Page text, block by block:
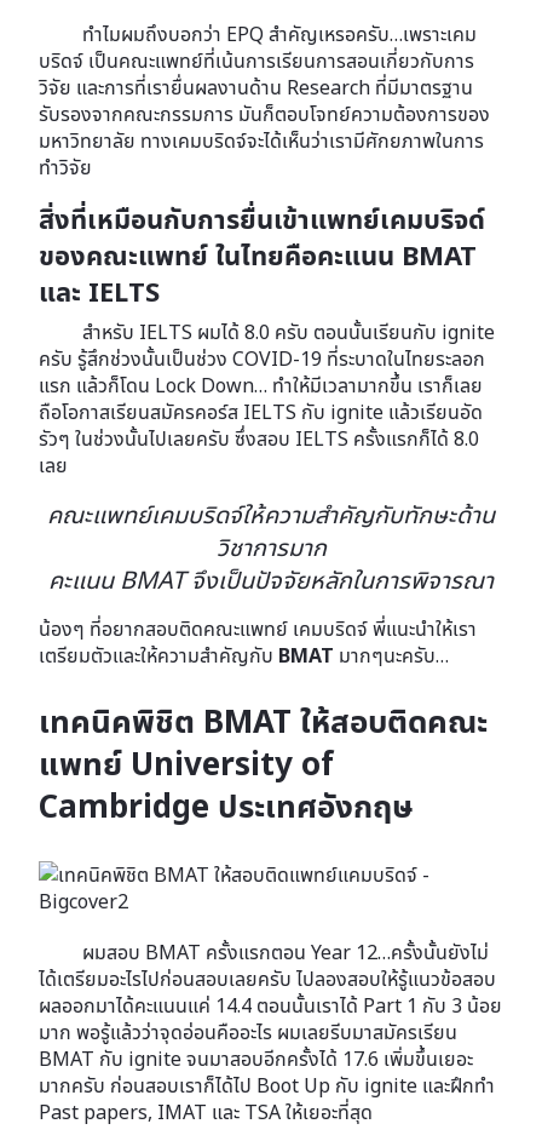
ทำไมผมถึงบอกว่า EPQ สำคัญเหรอครับ…เพราะเคม
บริดจ์ เป็นคณะแพทย์ที่เน้นการเรียนการสอนเกี่ยวกับการ
วิจัย และการที่เรายื่นผลงานด้าน Research ที่มีมาตรฐาน
รับรองจากคณะกรรมการ มันก็ตอบโจทย์ความต้องการของ
มหาวิทยาลัย ทางเคมบริดจ์จะได้เห็นว่าเรามีศักยภาพในการ
ทำวิจัย
สิ่งที่เหมือนกับการยื่นเข้าแพทย์เคมบริจด์
ของคณะแพทย์ ในไทยคือคะแนน BMAT
และ IELTS
สำหรับ IELTS ผมได้ 8.0 ครับ ตอนนั้นเรียนกับ ignite
ครับ รู้สึกช่วงนั้นเป็นช่วง COVID-19 ที่ระบาดในไทยระลอก
แรก แล้วก็โดน Lock Down… ทำให้มีเวลามากขึ้น เราก็เลย
ถือโอกาสเรียนสมัครคอร์ส IELTS กับ ignite แล้วเรียนอัด
รัวๆ ในช่วงนั้นไปเลยครับ ซึ่งสอบ IELTS ครั้งแรกก็ได้ 8.0
เลย
คณะแพทย์เคมบริดจ์ให้ความสำคัญกับทักษะด้าน
วิชาการมาก
คะแนน BMAT จึงเป็นปัจจัยหลักในการพิจารณา
น้องๆ ที่อยากสอบติดคณะแพทย์ เคมบริดจ์ พี่แนะนำให้เรา
เตรียมตัวและให้ความสำคัญกับ BMAT มากๆนะครับ…
เทคนิคพิชิต BMAT ให้สอบติดคณะ
แพทย์ University of
Cambridge ประเทศอังกฤษ
ผมสอบ BMAT ครั้งแรกตอน Year 12…ครั้งนั้นยังไม่
ได้เตรียมอะไรไปก่อนสอบเลยครับ ไปลองสอบให้รู้แนวข้อสอบ
ผลออกมาได้คะแนนแค่ 14.4 ตอนนั้นเราได้ Part 1 กับ 3 น้อย
มาก พอรู้แล้วว่าจุดอ่อนคืออะไร ผมเลยรีบมาสมัครเรียน
BMAT กับ ignite จนมาสอบอีกครั้งได้ 17.6 เพิ่มขึ้นเยอะ
มากครับ ก่อนสอบเราก็ได้ไป Boot Up กับ ignite และฝึกทำ
Past papers, IMAT และ TSA ให้เยอะที่สุด